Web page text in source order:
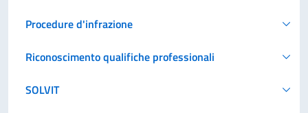
Procedure d'infrazione
Riconoscimento qualifiche professionali
SOLVIT